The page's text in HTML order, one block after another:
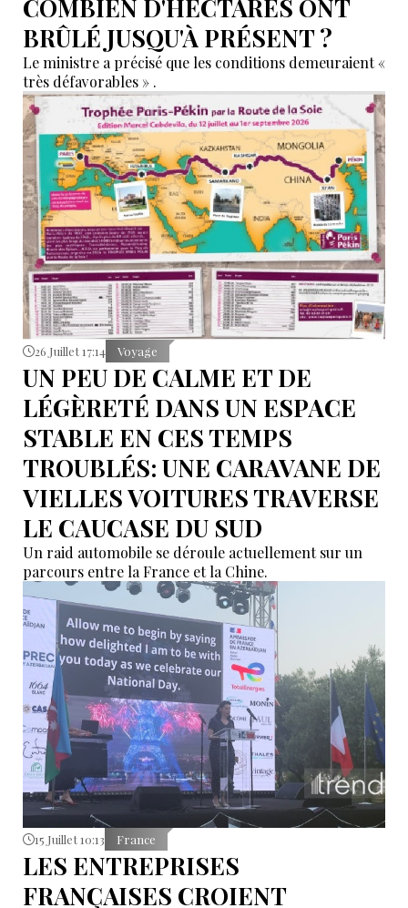
COMBIEN D'HECTARES ONT
BRÛLÉ JUSQU'À PRÉSENT ?
Le ministre a précisé que les conditions demeuraient «
très défavorables » .
26 Juillet 17:14 Voyage
UN PEU DE CALME ET DE
LÉGÈRETÉ DANS UN ESPACE
STABLE EN CES TEMPS
TROUBLÉS: UNE CARAVANE DE
VIELLES VOITURES TRAVERSE
LE CAUCASE DU SUD
Un raid automobile se déroule actuellement sur un
parcours entre la France et la Chine.
15 Juillet 10:13 France
LES ENTREPRISES
FRANÇAISES CROIENT